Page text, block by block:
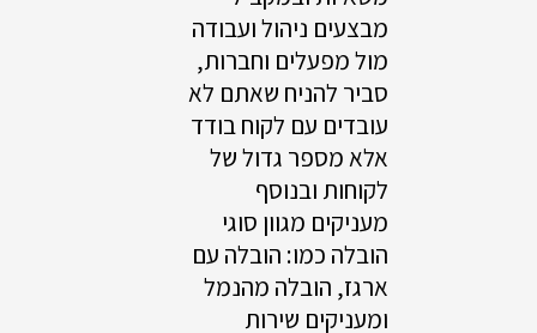
מבצעים ניהול ועבודה
מול מפעלים וחברות,
סביר להניח שאתם לא
עובדים עם לקוח בודד
אלא מספר גדול של
לקוחות ובנוסף
מעניקים מגוון סוגי
הובלה כמו: הובלה עם
ארגז, הובלה מהנמל
ומעניקים שירות